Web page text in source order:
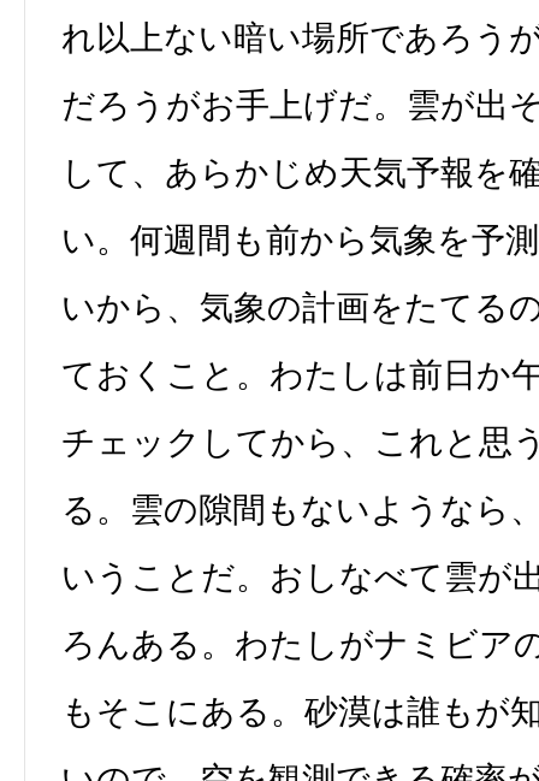
れ以上ない暗い場所であろう
だろうがお手上げだ。雲が出
して、あらかじめ天気予報を
い。何週間も前から気象を予
いから、気象の計画をたてる
ておくこと。わたしは前日か
チェックしてから、これと思
る。雲の隙間もないようなら
いうことだ。おしなべて雲が
ろんある。わたしがナミビア
もそこにある。砂漠は誰もが